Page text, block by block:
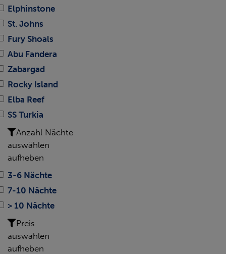
Elphinstone
St. Johns
Fury Shoals
Abu Fandera
Zabargad
Rocky Island
Elba Reef
SS Turkia
Anzahl Nächte
auswählen
aufheben
3-6 Nächte
7-10 Nächte
> 10 Nächte
Preis
auswählen
aufheben